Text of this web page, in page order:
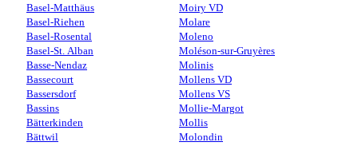
Basel-Matthäus
Basel-Riehen
Basel-Rosental
Basel-St. Alban
Basse-Nendaz
Bassecourt
Bassersdorf
Bassins
Bätterkinden
Bättwil
Moiry VD
Molare
Moleno
Moléson-sur-Gruyères
Molinis
Mollens VD
Mollens VS
Mollie-Margot
Mollis
Molondin